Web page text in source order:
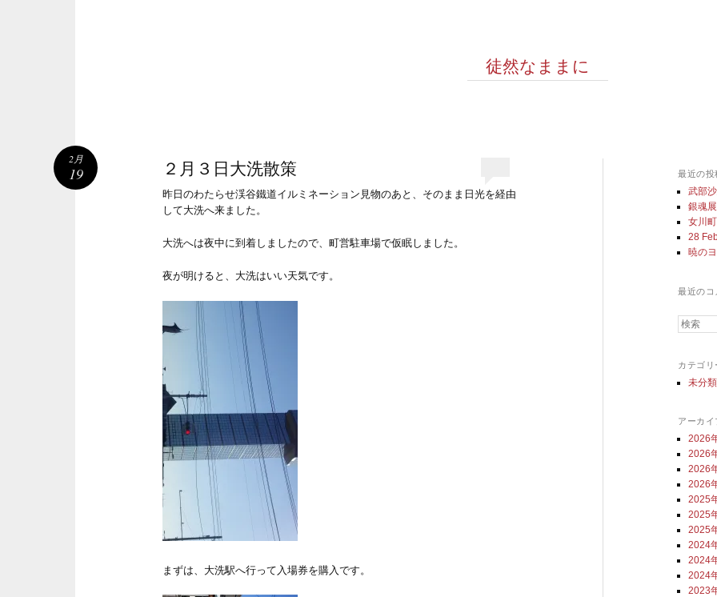
徒然なままに
２月３日大洗散策
昨日のわたらせ渓谷鐵道イルミネーション見物のあと、そのまま日光を経由
して大洗へ来ました。
大洗へは夜中に到着しましたので、町営駐車場で仮眠しました。
夜が明けると、大洗はいい天気です。
まずは、大洗駅へ行って入場券を購入です。
2月
19 最近の投
武部
銀魂
女川
28
暁の
最近のコ
検索
カテゴリ
未分類
アーカイ
2026
2026
2026
2026
2025
2025
2025
2024
2024
2024
2023